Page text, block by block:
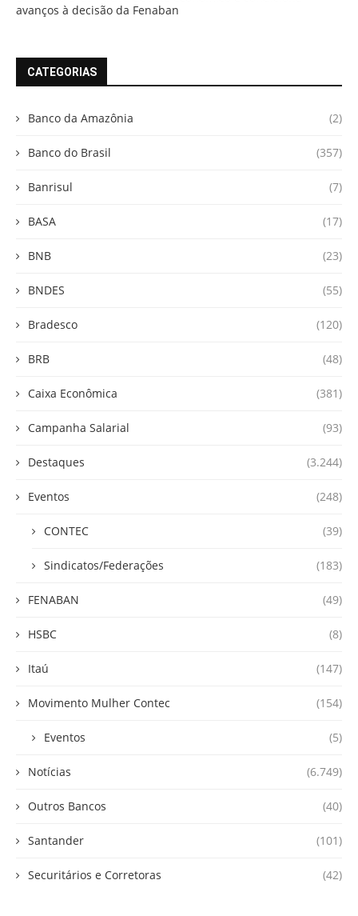
avanços à decisão da Fenaban
CATEGORIAS
Banco da Amazônia (2)
Banco do Brasil (357)
Banrisul (7)
BASA (17)
BNB (23)
BNDES (55)
Bradesco (120)
BRB (48)
Caixa Econômica (381)
Campanha Salarial (93)
Destaques (3.244)
Eventos (248)
CONTEC (39)
Sindicatos/Federações (183)
FENABAN (49)
HSBC (8)
Itaú (147)
Movimento Mulher Contec (154)
Eventos (5)
Notícias (6.749)
Outros Bancos (40)
Santander (101)
Securitários e Corretoras (42)